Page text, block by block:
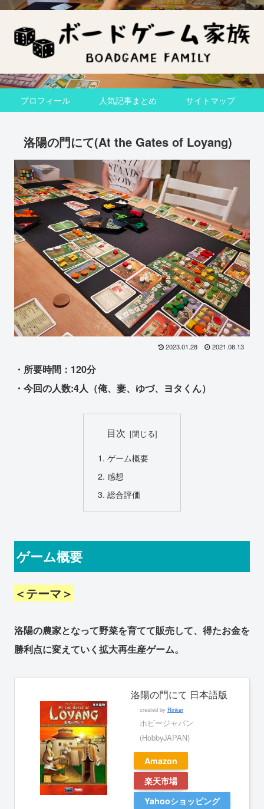
プロフィール 人気記事まとめ サイトマップ
洛陽の門にて(At the Gates of Loyang)
2023.01.28 2021.08.13
・所要時間：120分
・今回の人数:4人（俺、妻、ゆづ、ヨタくん）
目次
ゲーム概要
感想
総合評価
ゲーム概要
＜テーマ＞
洛陽の農家となって野菜を育てて販売して、得たお金を
勝利点に変えていく拡大再生産ゲーム。
洛陽の門にて 日本語版
created by Rinker
ホビージャパン
(HobbyJAPAN)
Amazon
楽天市場
Yahooショッピング